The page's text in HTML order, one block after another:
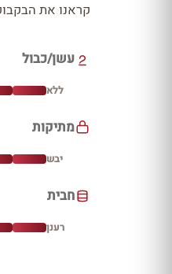
קראנו את
עשן/כבול
ללא
מתיקות
יבש
חבית
רענן